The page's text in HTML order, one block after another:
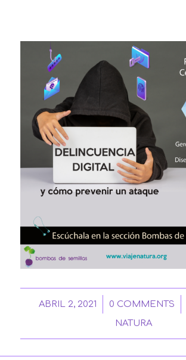
ABRIL 2, 2021
/ 0 COMMENTS
/
NATURA